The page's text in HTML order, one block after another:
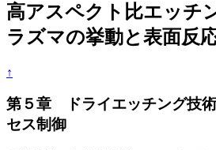
高アスペクト比エッチ
ラズマの挙動と表面反
↑
第５章 ドライエッチング技
セス制御